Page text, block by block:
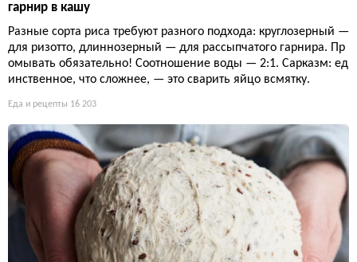
гарнир в кашу
Разные сорта риса требуют разного подхода: круглозерный —
для ризотто, длиннозерный — для рассыпчатого гарнира. Пр
омывать обязательно! Соотношение воды — 2:1. Сарказм: ед
инственное, что сложнее, — это сварить яйцо всмятку.
Еда и рецепты 16 203